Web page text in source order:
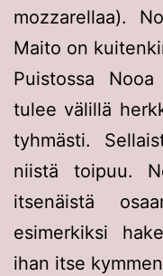
mozzarellaa).
Maito on
Puistossa
tulee välillä
tyhmästi.
niistä toipuu.
itsenäistä
esimerkiksi
ihan itse